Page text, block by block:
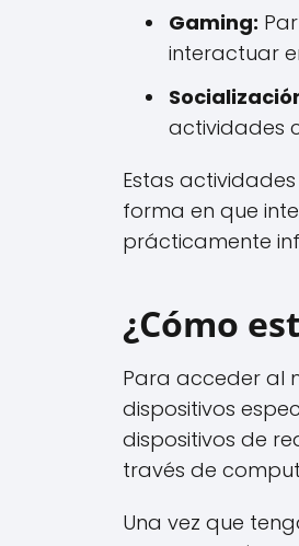
Gaming:
interactuar
actividades
Estas
forma en que
prácticamente
¿Cómo
Para acceder al
dispositivos
dispositivos de
través de
Una vez que